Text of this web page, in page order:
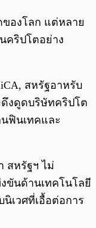
องโลก แต่หลาย
คริปโตอย่าง
สหรัฐอาหรับ
ดึงดูดบริษัทคริปโต
ฟินเทคและ
สหรัฐฯ ไม่
ขันด้านเทคโนโลยี
เวศที่เอื้อต่อการ